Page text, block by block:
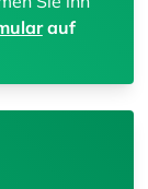
auf